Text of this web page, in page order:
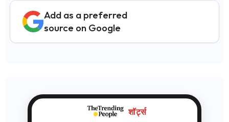
Add as a preferred
source on Google
शॉर्ट्स